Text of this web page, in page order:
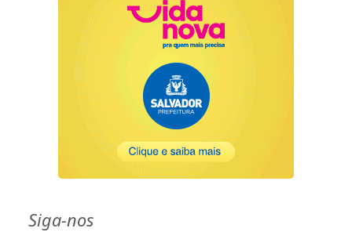
Siga-nos